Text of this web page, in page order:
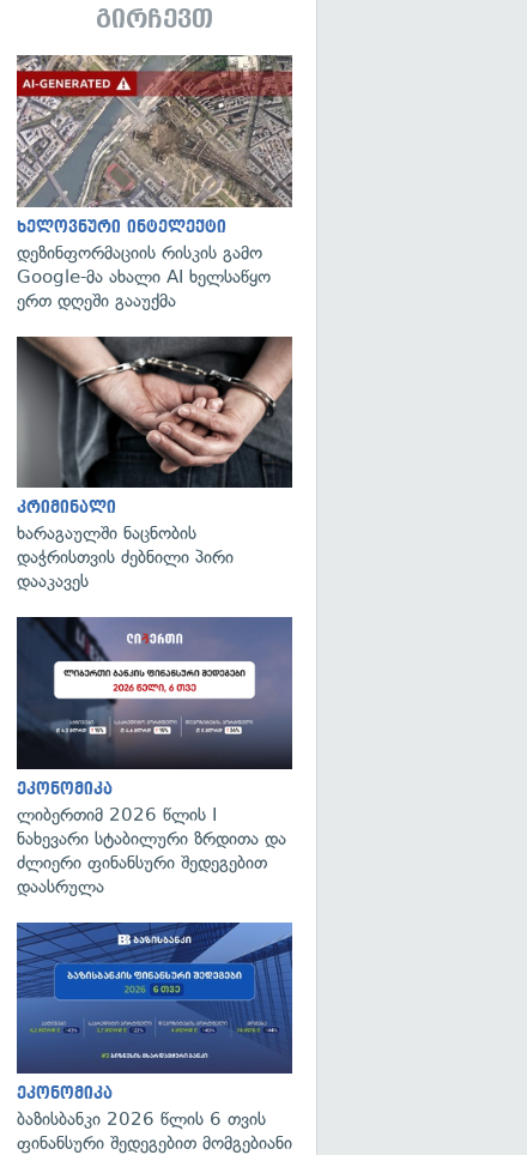
გადახედვა
გირჩევთ
ხელოვნური ინტელექტი
დეზინფორმაციის რისკის გამო
Google-მა ახალი AI ხელსაწყო
ერთ დღეში გააუქმა
კრიმინალი
ხარაგაულში ნაცნობის
დაჭრისთვის ძებნილი პირი
დააკავეს
ეკონომიკა
ლიბერთიმ 2026 წლის I
ნახევარი სტაბილური ზრდითა და
ძლიერი ფინანსური შედეგებით
დაასრულა
ეკონომიკა
ბაზისბანკი 2026 წლის 6 თვის
ფინანსური შედეგებით მომგებიანი